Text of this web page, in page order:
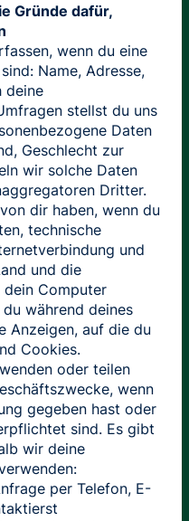
Gründe dafür,
wenn du eine
Name, Adresse,
deine
stellst du uns
Daten
Geschlecht zur
wir solche Daten
Dritter.
dir haben, wenn du
technische
und
und die
Computer
während deines
Anzeigen, auf die du
Cookies.
oder teilen
wenn
gegeben hast oder
sind. Es gibt
wir deine
per Telefon, E-